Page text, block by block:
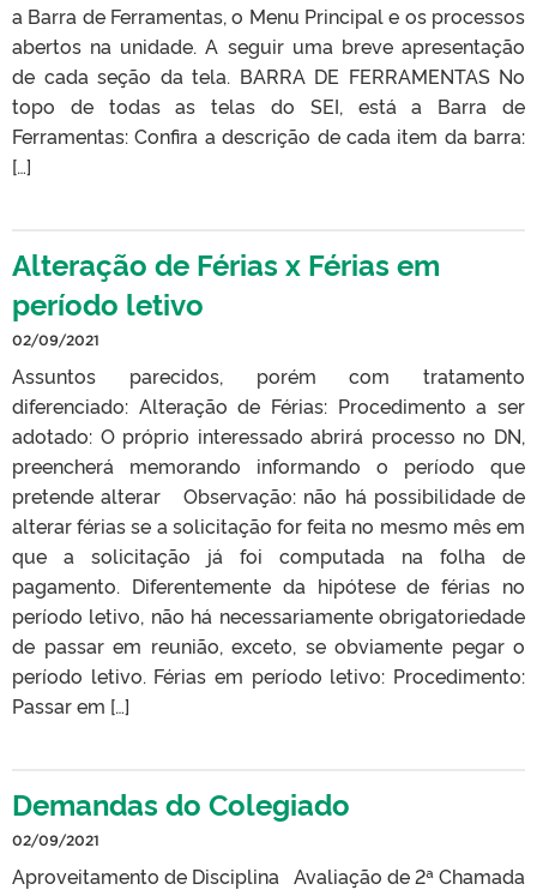
a Barra de Ferramentas, o Menu Principal e os processos
abertos na unidade. A seguir uma breve apresentação
de cada seção da tela. BARRA DE FERRAMENTAS No
topo de todas as telas do SEI, está a Barra de
Ferramentas: Confira a descrição de cada item da barra:
[…]
Alteração de Férias x Férias em
período letivo
02/09/2021
Assuntos parecidos, porém com tratamento
diferenciado: Alteração de Férias: Procedimento a ser
adotado: O próprio interessado abrirá processo no DN,
preencherá memorando informando o período que
pretende alterar Observação: não há possibilidade de
alterar férias se a solicitação for feita no mesmo mês em
que a solicitação já foi computada na folha de
pagamento. Diferentemente da hipótese de férias no
período letivo, não há necessariamente obrigatoriedade
de passar em reunião, exceto, se obviamente pegar o
período letivo. Férias em período letivo: Procedimento:
Passar em […]
Demandas do Colegiado
02/09/2021
Aproveitamento de Disciplina Avaliação de 2ª Chamada